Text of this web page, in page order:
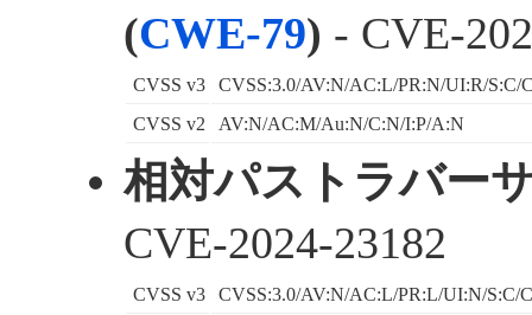
(CWE-79) - CVE-
CVSS v3
CVSS:3.0/AV:N/AC:L/PR:N/UI:R/S:C/
CVSS v2
AV:N/AC:M/Au:N/C:N/I:P/A:N
相対パストラバー
CVE-2024-23182
CVSS v3
CVSS:3.0/AV:N/AC:L/PR:L/UI:N/S:C/